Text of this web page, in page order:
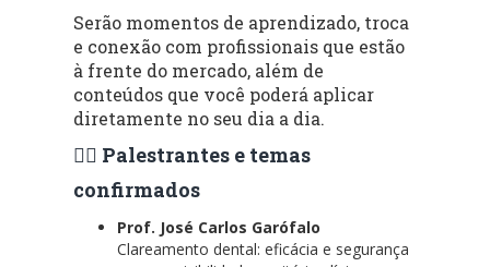
Serão momentos de aprendizado, troca
e conexão com profissionais que estão
à frente do mercado, além de
conteúdos que você poderá aplicar
diretamente no seu dia a dia.
👨‍⚕️ Palestrantes e temas
confirmados
Prof. José Carlos Garófalo
Clareamento dental: eficácia e segurança